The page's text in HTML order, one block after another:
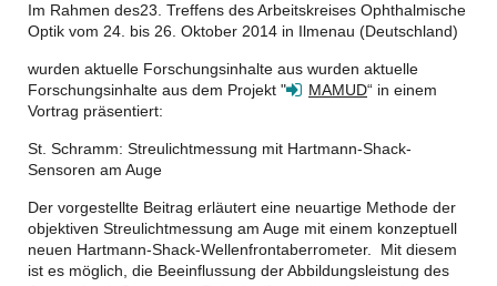
Im Rahmen des23. Treffens des Arbeitskreises Ophthalmische
Optik vom 24. bis 26. Oktober 2014 in Ilmenau (Deutschland)
wurden aktuelle Forschungsinhalte aus wurden aktuelle
Forschungsinhalte aus dem Projekt "
MAMUD“ in einem
Vortrag präsentiert:
St. Schramm: Streulichtmessung mit Hartmann-Shack-
Sensoren am Auge
Der vorgestellte Beitrag erläutert eine neuartige Methode der
objektiven Streulichtmessung am Auge mit einem konzeptuell
neuen Hartmann-Shack-Wellenfrontaberrometer. Mit diesem
ist es möglich, die Beeinflussung der Abbildungsleistung des